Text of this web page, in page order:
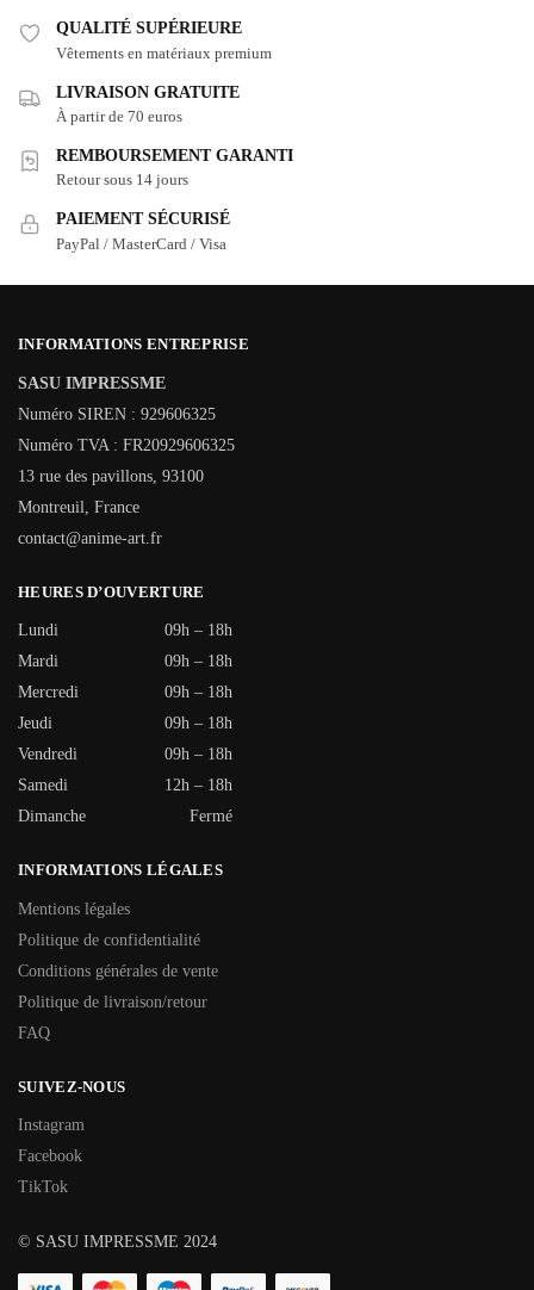
QUALITÉ SUPÉRIEURE
Vêtements en matériaux premium
LIVRAISON GRATUITE
À partir de 70 euros
REMBOURSEMENT GARANTI
Retour sous 14 jours
PAIEMENT SÉCURISÉ
PayPal / MasterCard / Visa
INFORMATIONS ENTREPRISE
SASU IMPRESSME
Numéro SIREN : 929606325
Numéro TVA : FR20929606325
13 rue des pavillons, 93100
Montreuil, France
contact@anime-art.fr
HEURES D’OUVERTURE
Lundi
09h – 18h
Mardi
09h – 18h
Mercredi
09h – 18h
Jeudi
09h – 18h
Vendredi
09h – 18h
Samedi
12h – 18h
Dimanche
Fermé
INFORMATIONS LÉGALES
Mentions légales
Politique de confidentialité
Conditions générales de vente
Politique de livraison/retour
FAQ
SUIVEZ-NOUS
Instagram
Facebook
TikTok
© SASU IMPRESSME 2024